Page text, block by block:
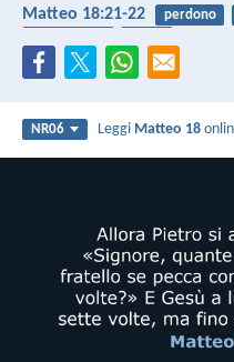
Matteo 18:21-22 perdono
NR06 Leggi Matteo 18